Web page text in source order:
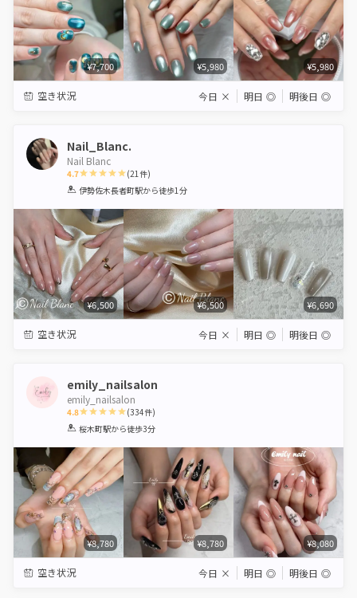
¥7,700 ¥5,980 ¥5,980
空き状況 今日 × 明日 ◎ 明後日 ◎
Nail_Blanc.
Nail Blanc
4.7
1 2 3 4 5
(21件)
伊勢佐木長者町駅から徒歩1分
¥6,500 ¥6,500 ¥6,690
空き状況 今日 × 明日 ◎ 明後日 ◎
emily_nailsalon
emily_nailsalon
4.8
1 2 3 4 5
(334件)
桜木町駅から徒歩3分
¥8,780 ¥8,780 ¥8,080
空き状況 今日 × 明日 ◎ 明後日 ◎